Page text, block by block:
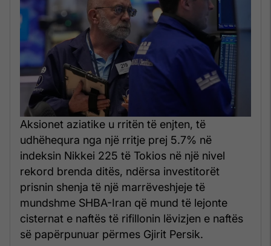
Aksionet aziatike u rritën të enjten, të
udhëhequra nga një rritje prej 5.7% në
indeksin Nikkei 225 të Tokios në një nivel
rekord brenda ditës, ndërsa investitorët
prisnin shenja të një marrëveshjeje të
mundshme SHBA-Iran që mund të lejonte
cisternat e naftës të rifillonin lëvizjen e naftës
së papërpunuar përmes Gjirit Persik.